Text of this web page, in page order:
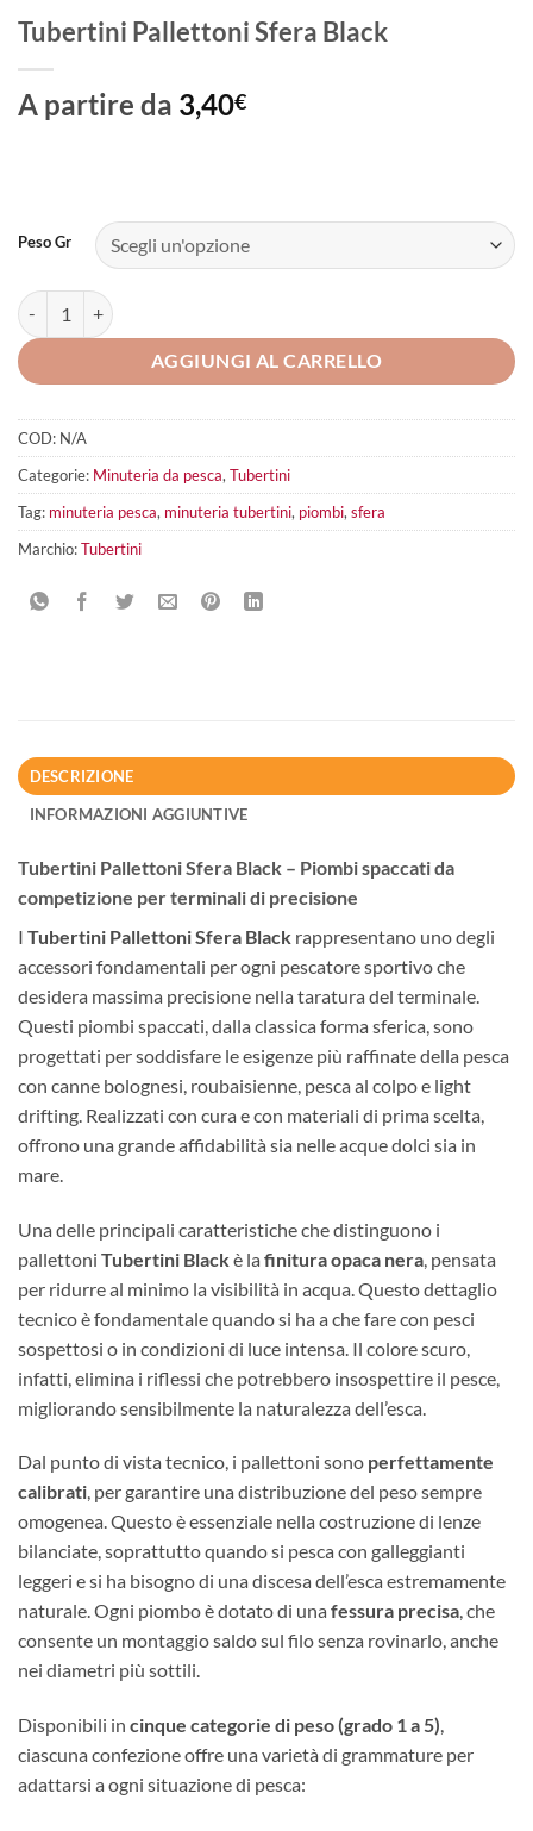
Tubertini Pallettoni Sfera Black
A partire da 3,40€
Peso Gr
Tubertini Pallettoni Sfera Black quantità
AGGIUNGI AL CARRELLO
COD: N/A
Categorie: Minuteria da pesca, Tubertini
Tag: minuteria pesca, minuteria tubertini, piombi, sfera
Marchio:Tubertini
DESCRIZIONE
INFORMAZIONI AGGIUNTIVE
Tubertini Pallettoni Sfera Black – Piombi spaccati da
competizione per terminali di precisione
I Tubertini Pallettoni Sfera Black rappresentano uno degli
accessori fondamentali per ogni pescatore sportivo che
desidera massima precisione nella taratura del terminale.
Questi piombi spaccati, dalla classica forma sferica, sono
progettati per soddisfare le esigenze più raffinate della pesca
con canne bolognesi, roubaisienne, pesca al colpo e light
drifting. Realizzati con cura e con materiali di prima scelta,
offrono una grande affidabilità sia nelle acque dolci sia in
mare.
Una delle principali caratteristiche che distinguono i
pallettoni Tubertini Blackè la finitura opaca nera , pensata
per ridurre al minimo la visibilità in acqua. Questo dettaglio
tecnico è fondamentale quando si ha a che fare con pesci
sospettosi o in condizioni di luce intensa. Il colore scuro,
infatti, elimina i riflessi che potrebbero insospettire il pesce,
migliorando sensibilmente la naturalezza dell’esca.
Dal punto di vista tecnico, i pallettoni sono perfettamente
calibrati, per garantire una distribuzione del peso sempre
omogenea. Questo è essenziale nella costruzione di lenze
bilanciate, soprattutto quando si pesca con galleggianti
leggeri e si ha bisogno di una discesa dell’esca estremamente
naturale. Ogni piombo è dotato di una fessura precisa, che
consente un montaggio saldo sul filo senza rovinarlo, anche
nei diametri più sottili.
Disponibili in cinque categorie di peso (grado 1 a 5),
ciascuna confezione offre una varietà di grammature per
adattarsi a ogni situazione di pesca: